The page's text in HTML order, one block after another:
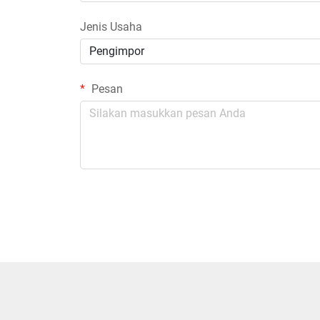
Jenis Usaha
Pengimpor
Pesan